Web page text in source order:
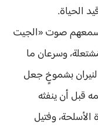
الحياة.
صوت «الجيت
وسرعان ما
بشموخٍ جعل
قبل أن ينفثه
وفتيل